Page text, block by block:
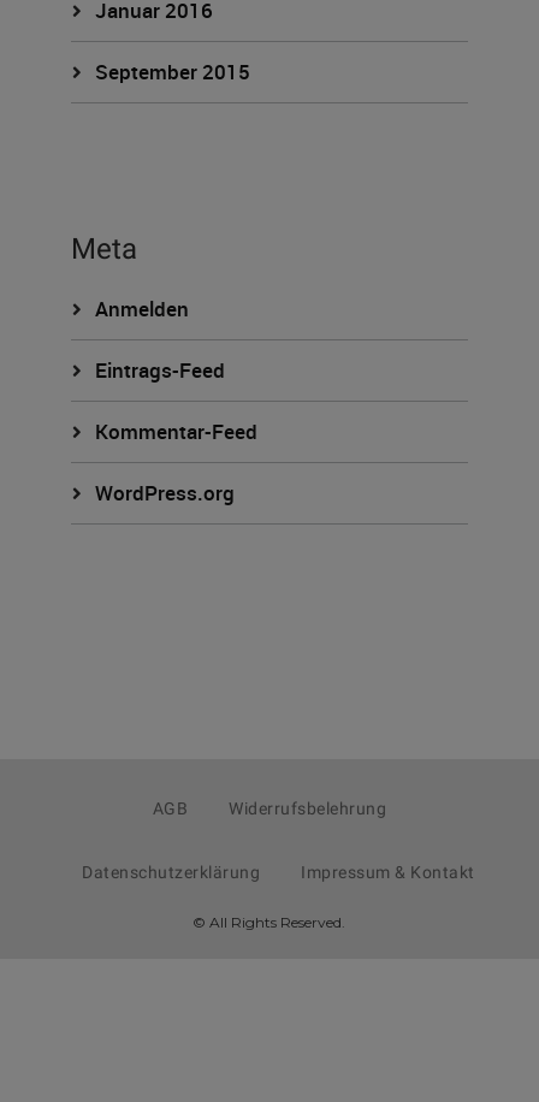
Januar 2016
September 2015
Meta
Anmelden
Eintrags-Feed
Kommentar-Feed
WordPress.org
AGB Widerrufsbelehrung
Datenschutzerklärung Impressum & Kontakt
© All Rights Reserved.